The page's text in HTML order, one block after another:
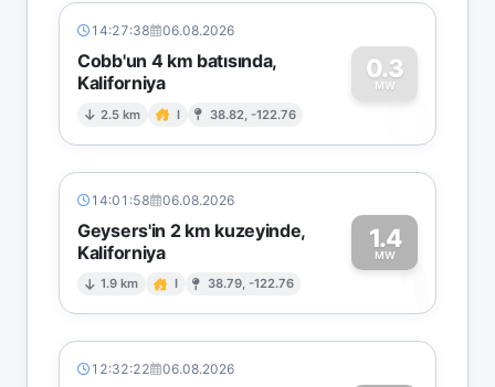
14:27:38 06.08.2026
Cobb'un 4 km batısında,
Kaliforniya
2.5 km I 38.82, -122.76
0.3
MW
0
14:01:58 06.08.2026
Geysers'in 2 km kuzeyinde,
Kaliforniya
1.9 km I 38.79, -122.76
1.4
MW1
12:32:22 06.08.2026